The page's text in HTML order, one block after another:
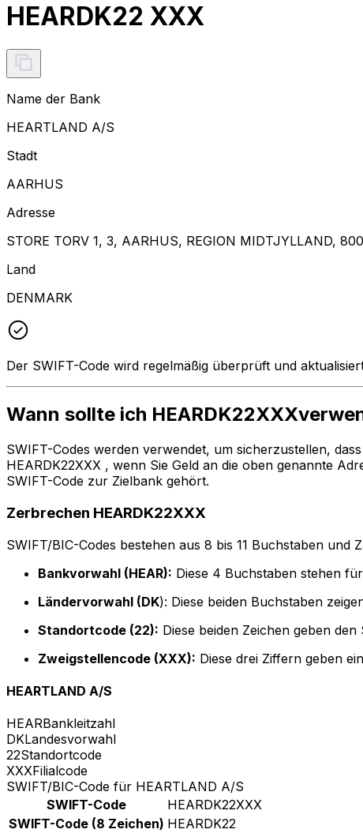
HEARDK22 XXX
Name der Bank
HEARTLAND A/S
Stadt
AARHUS
Adresse
STORE TORV 1, 3, AARHUS, REGION MIDTJYLLAND,
Land
DENMARK
Der SWIFT-Code wird regelmäßig überprüft und
Wann sollte ich
SWIFT-Codes werden verwendet, um sicherzustellen,
HEARDK22XXX , wenn Sie Geld an die oben genannte
SWIFT-Code zur Zielbank gehört.
Zerbrechen HEARDK22XXX
SWIFT/BIC-Codes bestehen aus 8 bis 11 Buchstaben und
Bankvorwahl (HEAR): Diese 4 Buchstaben stehen
Ländervorwahl (DK): Diese beiden Buchstaben
Standortcode (22): Diese beiden Zeichen geben
Zweigstellencode (XXX): Diese drei Ziffern geben
HEARTLAND A/S
HEARBankleitzahl
DKLandesvorwahl
22Standortcode
XXXFilialcode
SWIFT/BIC-Code für HEARTLAND A/S
SWIFT-Code
HEARDK22XXX
SWIFT-Code (8 Zeichen) HEARDK22